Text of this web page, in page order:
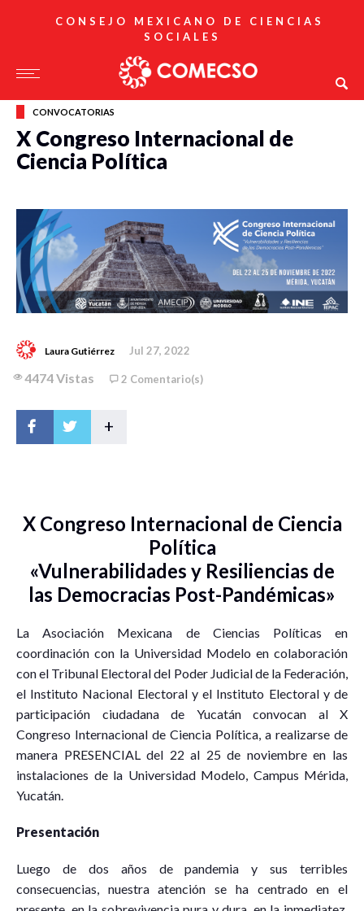
CONSEJO MEXICANO DE CIENCIAS
SOCIALES
CONVOCATORIAS
X Congreso Internacional de
Ciencia Política
Laura Gutiérrez Jul 27, 2022
4474 Vistas 2 Comentario(s)
+
X Congreso Internacional de Ciencia
Política
«Vulnerabilidades y Resiliencias de
las Democracias Post-Pandémicas»
La Asociación Mexicana de Ciencias Políticas en
coordinación con la Universidad Modelo en colaboración
con el Tribunal Electoral del Poder Judicial de la Federación,
el Instituto Nacional Electoral y el Instituto Electoral y de
participación ciudadana de Yucatán convocan al X
Congreso Internacional de Ciencia Política, a realizarse de
manera PRESENCIAL del 22 al 25 de noviembre en las
instalaciones de la Universidad Modelo, Campus Mérida,
Yucatán.
Presentación
Luego de dos años de pandemia y sus terribles
consecuencias, nuestra atención se ha centrado en el